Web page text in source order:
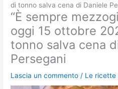
di tonno salva cena di Daniele
“È sempre
oggi 15 ottobre
tonno salva cena
Persegani
Lascia un commento / Le ricette